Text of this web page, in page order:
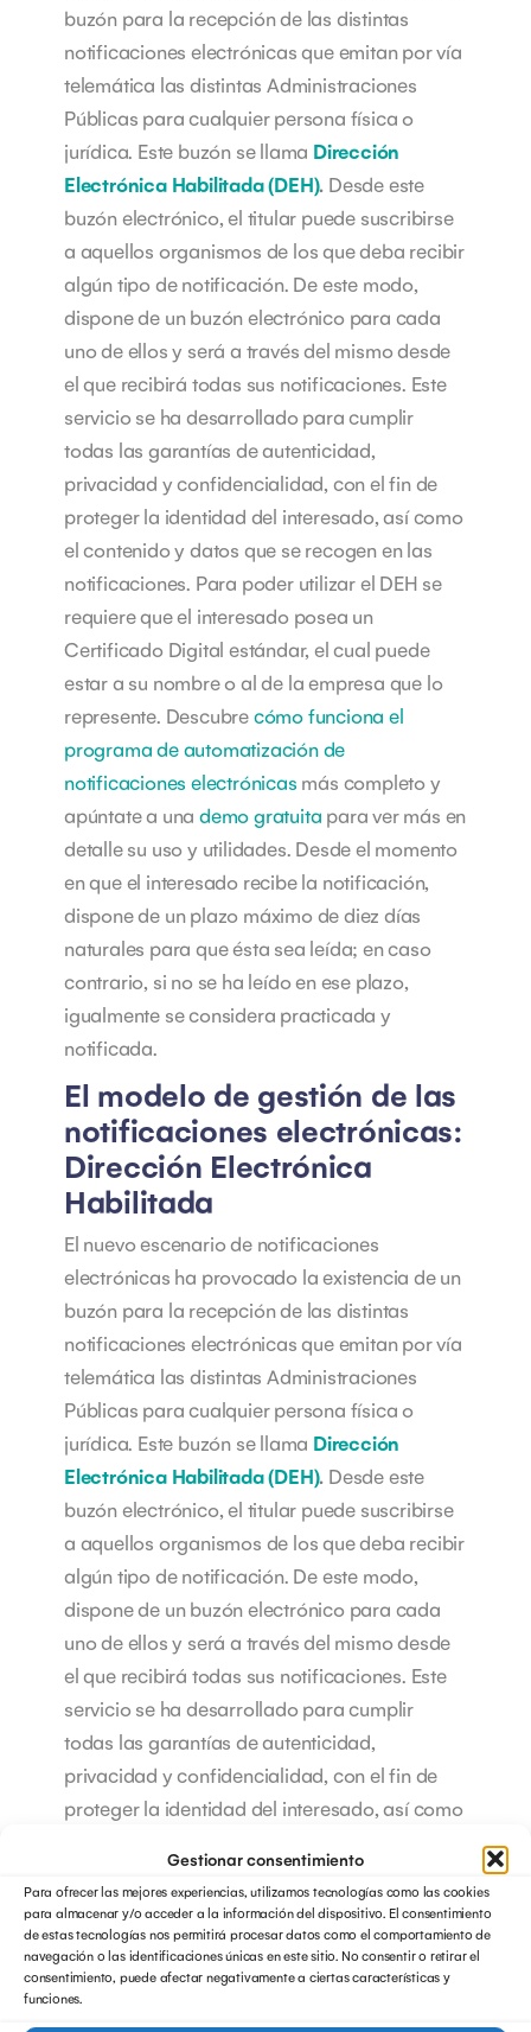
Gestionar consentimiento
Para ofrecer las mejores experiencias, utilizamos tecnologías como las cookies
para almacenar y/o acceder a la información del dispositivo. El consentimiento
de estas tecnologías nos permitirá procesar datos como el comportamiento de
navegación o las identificaciones únicas en este sitio. No consentir o retirar el
consentimiento, puede afectar negativamente a ciertas características y
funciones.
buzón para la recepción de las distintas
notificaciones electrónicas que emitan por vía
telemática las distintas Administraciones
Públicas para cualquier persona física o
jurídica. Este buzón se llama Dirección
Electrónica Habilitada (DEH). Desde este
buzón electrónico, el titular puede suscribirse
a aquellos organismos de los que deba recibir
algún tipo de notificación. De este modo,
dispone de un buzón electrónico para cada
uno de ellos y será a través del mismo desde
el que recibirá todas sus notificaciones. Este
servicio se ha desarrollado para cumplir
todas las garantías de autenticidad,
privacidad y confidencialidad, con el fin de
proteger la identidad del interesado, así como
el contenido y datos que se recogen en las
notificaciones. Para poder utilizar el DEH se
requiere que el interesado posea un
Certificado Digital estándar, el cual puede
estar a su nombre o al de la empresa que lo
represente. Descubrecómo funciona el
programa de automatización de
notificaciones electrónicas más completo y
apúntate a unademo gratuita para ver más en
detalle su uso y utilidades. Desde el momento
en que el interesado recibe la notificación,
dispone de un plazo máximo de diez días
naturales para que ésta sea leída; en caso
contrario, si no se ha leído en ese plazo,
igualmente se considera practicada y
notificada.
El modelo de gestión de las
notificaciones electrónicas:
Dirección Electrónica
Habilitada
El nuevo escenario de notificaciones
electrónicas ha provocado la existencia de un
buzón para la recepción de las distintas
notificaciones electrónicas que emitan por vía
telemática las distintas Administraciones
Públicas para cualquier persona física o
jurídica. Este buzón se llama Dirección
Electrónica Habilitada (DEH). Desde este
buzón electrónico, el titular puede suscribirse
a aquellos organismos de los que deba recibir
algún tipo de notificación. De este modo,
dispone de un buzón electrónico para cada
uno de ellos y será a través del mismo desde
el que recibirá todas sus notificaciones. Este
servicio se ha desarrollado para cumplir
todas las garantías de autenticidad,
privacidad y confidencialidad, con el fin de
proteger la identidad del interesado, así como
notificaciones. Para poder utilizar el DEH se
requiere que el interesado posea un
Certificado Digital estándar, el cual puede
estar a su nombre o al de la empresa que lo
represente.